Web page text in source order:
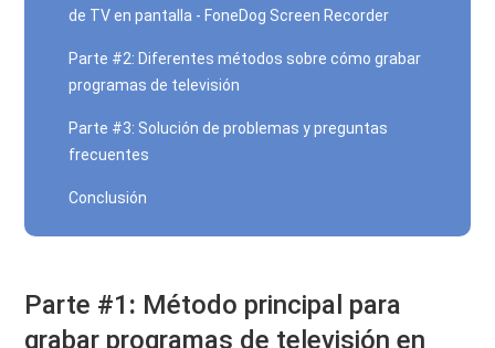
de TV en pantalla - FoneDog Screen Recorder
Parte #2: Diferentes métodos sobre cómo grabar
programas de televisión
Parte #3: Solución de problemas y preguntas
frecuentes
Conclusión
Parte #1 : Método principal para
grabar programas de televisión en